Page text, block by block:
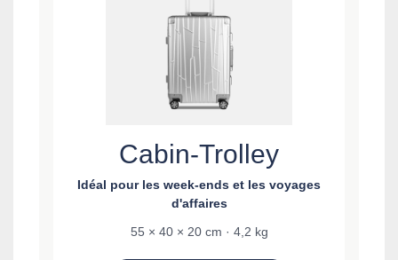
Cabin-Trolley
Idéal pour les week-ends et les voyages
d'affaires
55 × 40 × 20 cm · 4,2 kg